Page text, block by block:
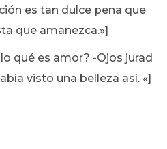
es tan dulce pena que
que amanezca.»]
qué es amor? -Ojos jurad
visto una belleza así. «]